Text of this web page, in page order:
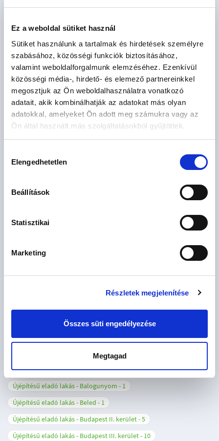
Ez a weboldal sütiket használ
Sütiket használunk a tartalmak és hirdetések személyre
szabásához, közösségi funkciók biztosításához,
valamint weboldalforgalmunk elemzéséhez. Ezenkívül
közösségi média-, hirdető- és elemező partnereinkkel
megosztjuk az Ön weboldalhasználatra vonatkozó
adatait, akik kombinálhatják az adatokat más olyan
adatokkal, amelyeket Ön adott meg számukra vagy az
Ön által használt más szolgáltatásokból gyűjtöttek.
kiválasztása
Elengedhetetlen
Beállítások
Statisztikai
Marketing
Részletek megjelenítése
Összes süti engedélyezése
Megtagad
SZOBÁK
szoba szoba
CSOK igényelhető
FIX 3%-ra alkalmas
Keresés
ÚJÉPÍTÉSŰ LAKÁSOK AZ ORSZÁG EGÉSZ TERÜLETÉRŐL
Újépítésű eladó lakás - Ajka
Újépítésű eladó lakás - Aszófő
Újépítésű eladó lakás - Balatonfüred
4
Újépítésű eladó lakás - Balatonlelle 4
Újépítésű eladó lakás - Balatonszemes
Újépítésű eladó lakás - Balatonudvari 1
Újépítésű eladó lakás - Balogunyom
1
Újépítésű eladó lakás - Beled
1
Újépítésű eladó lakás - Budapest II. kerület 5
Újépítésű eladó lakás - Budapest III. kerület
10